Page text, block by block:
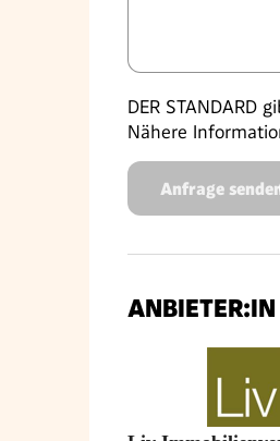
DER STANDARD
Nähere
Anfrage
ANBIETER:IN